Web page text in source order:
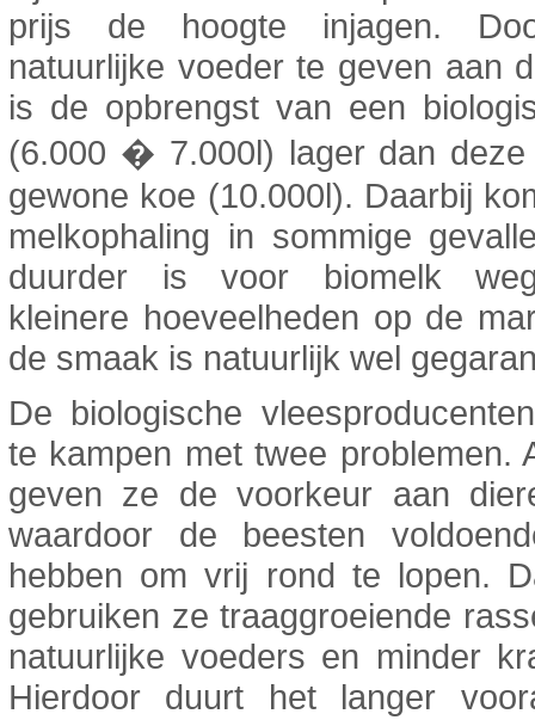
prijs de hoogte injagen.
natuurlijke voeder te geven aan
is de opbrengst van een
(6.000 � 7.000l) lager dan
gewone koe (10.000l). Daarbij
melkophaling in sommige
duurder is voor biomelk
kleinere hoeveelheden op de
de smaak is natuurlijk wel
De biologische
te kampen met twee problemen.
geven ze de voorkeur aan
waardoor de beesten
hebben om vrij rond te lopen.
gebruiken ze traaggroeiende
natuurlijke voeders en minder
Hierdoor duurt het langer